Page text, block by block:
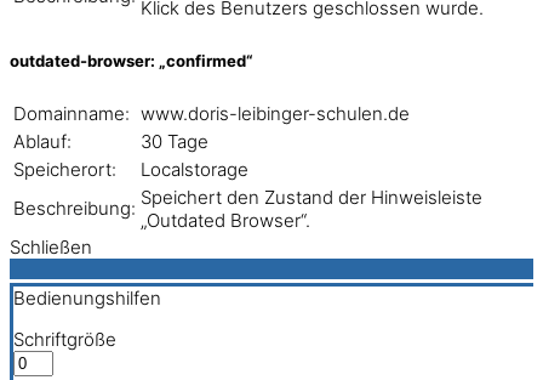
Klick des Benutzers geschlossen wurde.
outdated-browser: „confirmed“
Domainname: www.doris-leibinger-schulen.de
Ablauf:
30 Tage
Speicherort:
Localstorage
Beschreibung: Speichert den Zustand der Hinweisleiste
„Outdated Browser“.
Schließen
Bedienungshilfen
Schriftgröße